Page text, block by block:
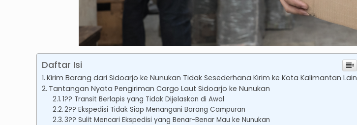
Daftar Isi
Kirim Barang dari Sidoarjo ke Nunukan Tidak Sesederhana Kirim ke Kota Kalimantan Lain
Tantangan Nyata Pengiriman Cargo Laut Sidoarjo ke Nunukan
1?? Transit Berlapis yang Tidak Dijelaskan di Awal
2?? Ekspedisi Tidak Siap Menangani Barang Campuran
3?? Sulit Mencari Ekspedisi yang Benar-Benar Mau ke Nunukan